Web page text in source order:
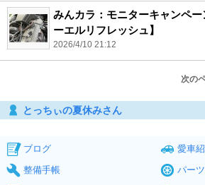
みんカラ：モニターキャンペ
ーエルリフレッシュ】
2026/4/10 21:12
次の
とっちぃの夏休みさん
ブログ
愛車
整備手帳
パー